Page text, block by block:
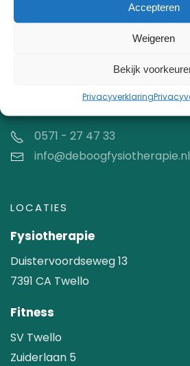
Accepteren
Weigeren
Bekijk
Privacyverklaring
0571 - 27 47 33
info@deboogfysiotherapie.nl
LOCATIES
Fysiotherapie
Duistervoordseweg 13
7391 CA Twello
Fitness
SV Twello
Zuiderlaan 5